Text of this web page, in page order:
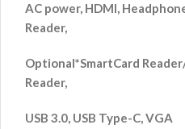
AC power, HDMI,
Reader,
Optional*SmartCard
Reader,
USB 3.0, USB Type-C,VGA